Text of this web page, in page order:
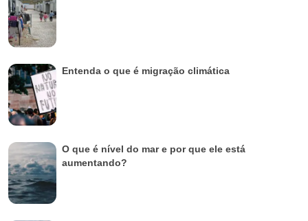
Entenda o que é migração climática
O que é nível do mar e por que ele está
aumentando?